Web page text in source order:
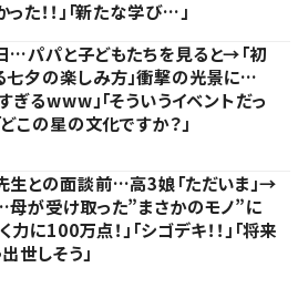
た！！」「新たな学び…」
…パパと子どもたちを見ると→「初
七夕の楽しみ方」衝撃の光景に…
ぎるwww」「そういうイベントだっ
どこの星の文化ですか？」
生との面談前…高3娘「ただいま」→
が受け取った”まさかのモノ”に
力に100万点！」「シゴデキ！！」「将来
世しそう」